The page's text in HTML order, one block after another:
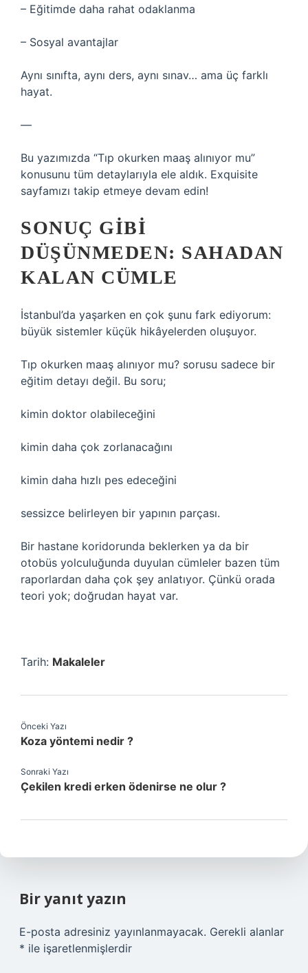
– Eğitimde daha rahat odaklanma
– Sosyal avantajlar
Aynı sınıfta, aynı ders, aynı sınav… ama üç farklı
hayat.
—
Bu yazımızda “Tıp okurken maaş alınıyor mu”
konusunu tüm detaylarıyla ele aldık. Exquisite
sayfamızı takip etmeye devam edin!
SONUÇ GIBI
DÜŞÜNMEDEN: SAHADAN
KALAN CÜMLE
İstanbul’da yaşarken en çok şunu fark ediyorum:
büyük sistemler küçük hikâyelerden oluşuyor.
Tıp okurken maaş alınıyor mu? sorusu sadece bir
eğitim detayı değil. Bu soru;
kimin doktor olabileceğini
kimin daha çok zorlanacağını
kimin daha hızlı pes edeceğini
sessizce belirleyen bir yapının parçası.
Bir hastane koridorunda beklerken ya da bir
otobüs yolculuğunda duyulan cümleler bazen tüm
raporlardan daha çok şey anlatıyor. Çünkü orada
teori yok; doğrudan hayat var.
Tarih: Makaleler
Önceki Yazı
Koza yöntemi nedir ?
Sonraki Yazı
Çekilen kredi erken ödenirse ne olur ?
Bir yanıt yazın
E-posta adresiniz yayınlanmayacak. Gerekli alanlar
* ile işaretlenmişlerdir